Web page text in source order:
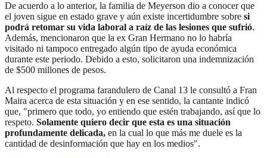
De acuerdo a lo anterior, la familia de Meyerson dio a conocer que
el joven sigue en estado grave y aún existe incertidumbre sobre si
podrá retomar su vida laboral a raíz de las lesiones que sufrió.
Además, mencionaron que la ex Gran Hermano no lo habría
visitado ni tampoco entregado algún tipo de ayuda económica
durante este periodo. Debido a esto, solicitaron una indemnización
de $500 millones de pesos.
Al respecto el programa farandulero de Canal 13 le consultó a Fran
Maira acerca de esta situación y en ese sentido, la cantante indicó
que, "primero que todo, yo entiendo que estén trabajando, así que lo
respeto. Solamente quiero decir que esta es una situación
profundamente delicada, en la cual lo que más me duele es la
cantidad de desinformación que hay en los medios".